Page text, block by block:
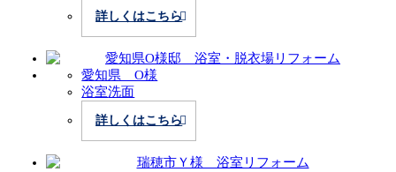
詳しくはこちら
愛知県 O様
浴室洗面
詳しくはこちら